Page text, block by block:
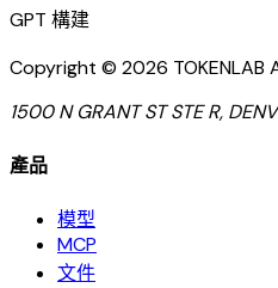
GPT 構建
Copyright © 2026 TOKENLAB
1500 N GRANT ST STE R,
產品
模型
MCP
文件